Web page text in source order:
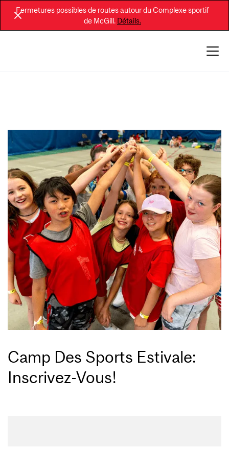
Fermetures possibles de routes autour du Complexe sportif
de McGill. Détails.
Camp Des Sports Estivale:
Inscrivez-Vous!